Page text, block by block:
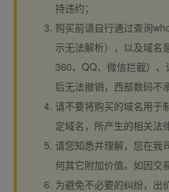
持违约；
购买前请自行通过查询
示无法解析），以及域名
360、QQ、微信拦截）
后无法撤销，西部数码不
请不要将购买的域名用于
定域名，所产生的相关法
请您知悉并理解，您在我
何其它附加价值。如因交
为避免不必要的纠纷，出